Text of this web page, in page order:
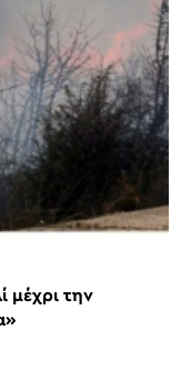
μέχρι την